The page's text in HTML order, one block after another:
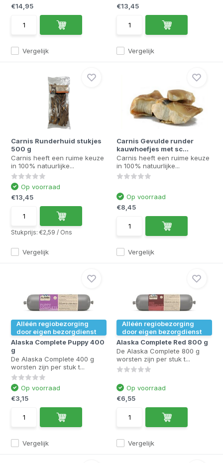
Vergelijk
€14,95
Vergelijk
€13,45
Carnis Runderhuid stukjes
500 g
Carnis heeft een ruime keuze
in 100% natuurlijke...
Vergelijk
Op voorraad
€13,45
Stukprijs:€2,59 / Ons
Carnis Gevulde runder
kauwhoefjes met sc...
Carnis heeft een ruime keuze
in 100% natuurlijke...
Vergelijk
Op voorraad
€8,45
Alléén regiobezorging
door eigen bezorgdienst
Alaska Complete Puppy 400
g
De Alaska Complete 400 g
worsten zijn per stuk t...
Vergelijk
Op voorraad
€3,15
Alléén regiobezorging
door eigen bezorgdienst
Alaska Complete Red 800 g
De Alaska Complete 800 g
worsten zijn per stuk t...
Vergelijk
Op voorraad
€6,55